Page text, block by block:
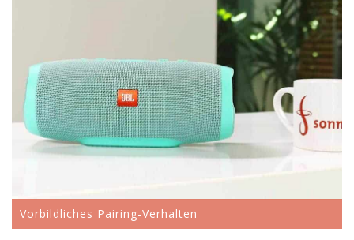
Vorbildliches Pairing-Verhalten